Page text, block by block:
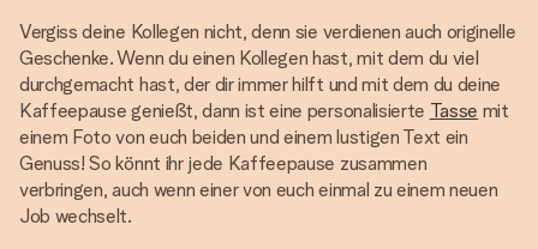
Vergiss deine Kollegen nicht, denn sie verdienen auch originelle
Geschenke. Wenn du einen Kollegen hast, mit dem du viel
durchgemacht hast, der dir immer hilft und mit dem du deine
Kaffeepause genießt, dann ist eine personalisierte Tasse mit
einem Foto von euch beiden und einem lustigen Text ein
Genuss! So könnt ihr jede Kaffeepause zusammen
verbringen, auch wenn einer von euch einmal zu einem neuen
Job wechselt.